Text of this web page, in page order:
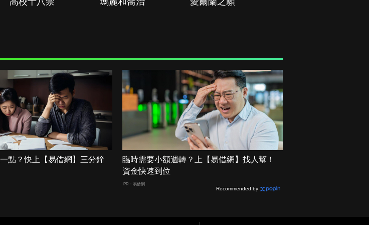
點？快上【易借網】三分鐘
臨時需要小額週轉？上【易借網】找人幫！
資金快速到位
PR・易借網
Recommended by